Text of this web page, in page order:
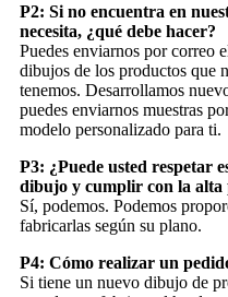
P2: Si no encuentra en
necesita, ¿qué debe hacer?
Puedes enviarnos por correo
dibujos de los productos que
tenemos. Desarrollamos
puedes enviarnos muestras
modelo personalizado para ti.
P3: ¿Puede usted respetar
dibujo y cumplir con la alta
Sí, podemos. Podemos
fabricarlas según su plano.
P4: Cómo realizar un
Si tiene un nuevo dibujo de